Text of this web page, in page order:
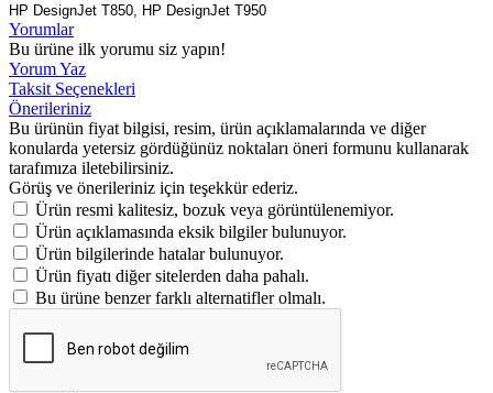
HP DesignJet T850 HP DesignJet T950
Yorumlar
Bu ürüne ilk yorumu siz yapın!
Yorum Yaz
Taksit Seçenekleri
Önerileriniz
Bu ürünün fiyat bilgisi, resim, ürün açıklamalarında ve diğer
konularda yetersiz gördüğünüz noktaları öneri formunu kullanarak
tarafımıza iletebilirsiniz.
Görüş ve önerileriniz için teşekkür ederiz.
Ürün resmi kalitesiz, bozuk veya görüntülenemiyor.
Ürün açıklamasında eksik bilgiler bulunuyor.
Ürün bilgilerinde hatalar bulunuyor.
Ürün fiyatı diğer sitelerden daha pahalı.
Bu ürüne benzer farklı alternatifler olmalı.